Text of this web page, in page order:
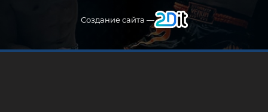
Создание сайта —